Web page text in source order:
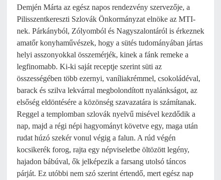
Demjén Márta az egész napos rendezvény szervezője, a
Pilisszentkereszti Szlovák Önkormányzat elnöke az MTI-
nek. Párkányból, Zólyomból és Nagyszalontáról is érkeznek
amatőr konyhaművészek, hogy a sütés tudományában jártas
helyi asszonyokkal összemérjék, kinek a fánk remeke a
legfinomabb. Ki-ki saját receptje szerint süti az
összességében több ezernyi, vaníliakrémmel, csokoládéval,
barack és szilva lekvárral megbolondított nyalánkságot, az
elsőség eldöntésére a közönség szavazatára is számítanak.
Reggel a templomban szlovák nyelvű misével kezdődik a
nap, majd a régi népi hagyományt követve egy, maga után
rudat húzó szekér vonul végig a falun. A rúd végén
kocsikerék forog, rajta egy népviseletbe öltözött legény,
hajadon bábúval, ők jelképezik a farsang utolsó táncos
párját. Ez utóbbi nem szó szerint értendő, mert egész nap